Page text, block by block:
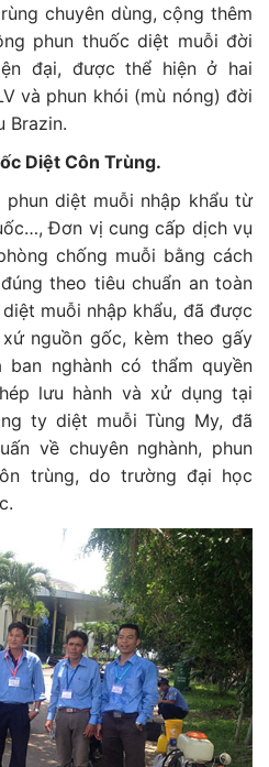
chuyên dùng, cộng thêm
phun thuốc diệt muỗi đời
đại, được thể hiện ở hai
và phun khói (mù nóng) đời
Brazin.
Diệt Côn Trùng.
diệt muỗi nhập khẩu từ
Đơn vị cung cấp dịch vụ
chống muỗi bằng cách
theo tiêu chuẩn an toàn
muỗi nhập khẩu, đã được
nguồn gốc, kèm theo gấy
nghành có thẩm quyền
lưu hành và xử dụng tại
ty diệt muỗi Tùng My, đã
về chuyên nghành, phun
trùng, do trường đại học